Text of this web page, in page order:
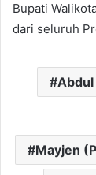
Bupati
dari seluruh
Abdul
Mayjen